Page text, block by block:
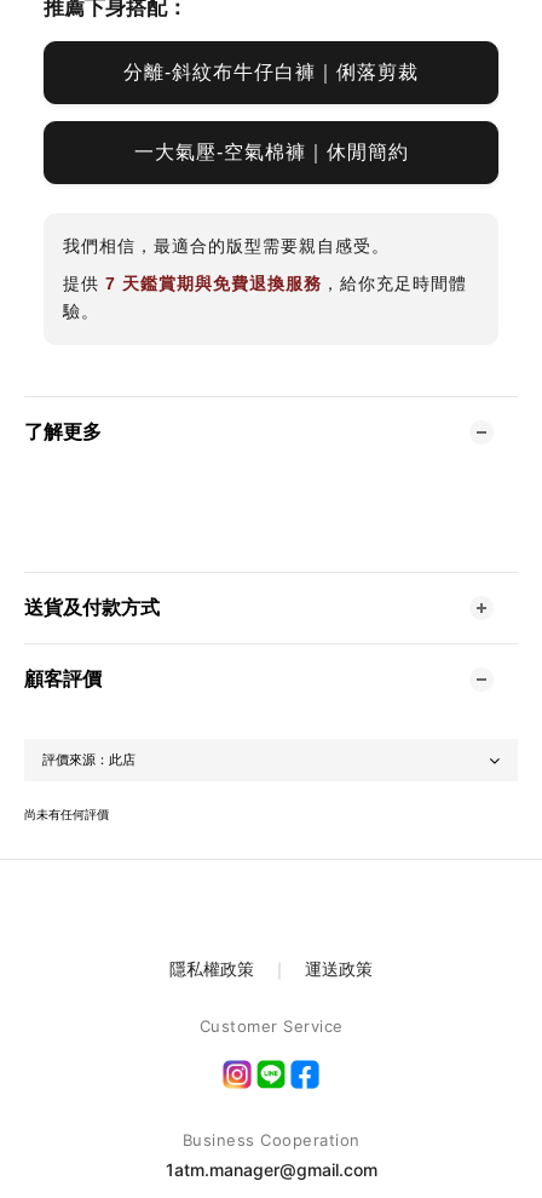
推薦下身搭配：
分離-斜紋布牛仔白褲｜俐落剪裁
一大氣壓-空氣棉褲｜休閒簡約
我們相信，最適合的版型需要親自感受。
提供 7 天鑑賞期與免費退換服務 ，給你充足時間體
驗。
了解更多
送貨及付款方式
顧客評價
尚未有任何評價
隱私權政策 ｜ 運送政策
Customer Service
Business Cooperation
1atm.manager@gmail.com